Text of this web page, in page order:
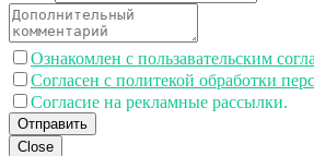
Ознакомлен с пользавательским
Согласен с политекой обработки
Согласие на рекламные рассылки.
Отправить
Close